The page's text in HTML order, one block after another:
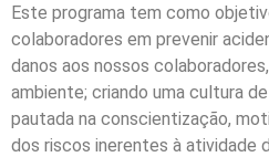
Este programa tem como
colaboradores em prevenir
danos aos nossos
ambiente; criando uma cultura
pautada na conscientização,
dos riscos inerentes à atividade